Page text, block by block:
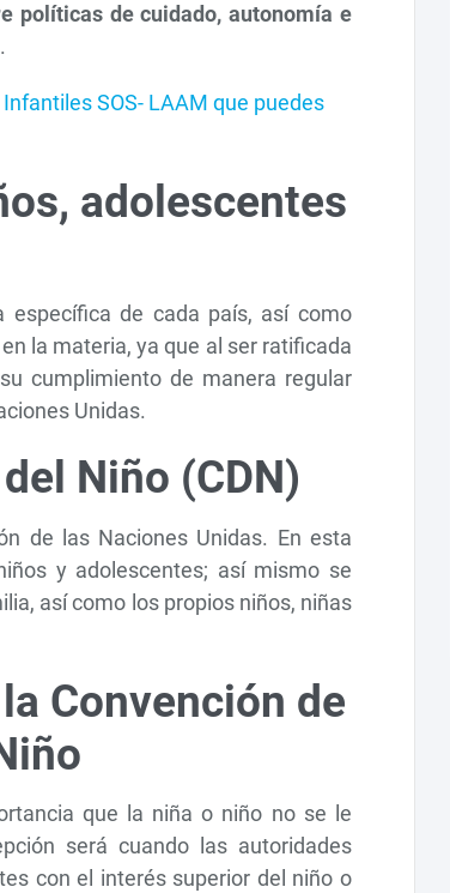
políticas de cuidado, autonomía e
.
SOS- LAAM que puedes
adolescentes
de cada país, así como
la materia, ya que al ser ratificada
cumplimiento de manera regular
Unidas.
Niño (CDN)
de las Naciones Unidas. En esta
y adolescentes; así mismo se
así como los propios niños, niñas
Convención de
que la niña o niño no se le
será cuando las autoridades
con el interés superior del niño o